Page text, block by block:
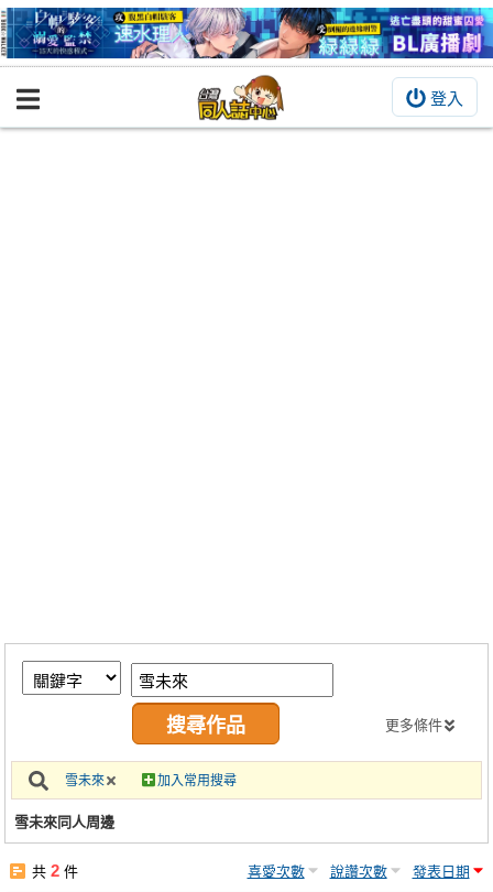
登入
BOOKY書集倉庫
繪圖藝廊
交流中心
攤位轉讓區
會員功能選單
註冊會員
更多條件
雪未來 加入常用搜尋
雪未來同人周邊
共2 件 喜愛次數 說讚次數 發表日期